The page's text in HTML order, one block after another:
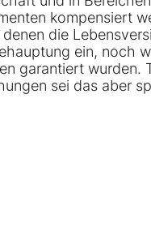
kompensiert
die
ein, noch
garantiert wurden.
sei das aber